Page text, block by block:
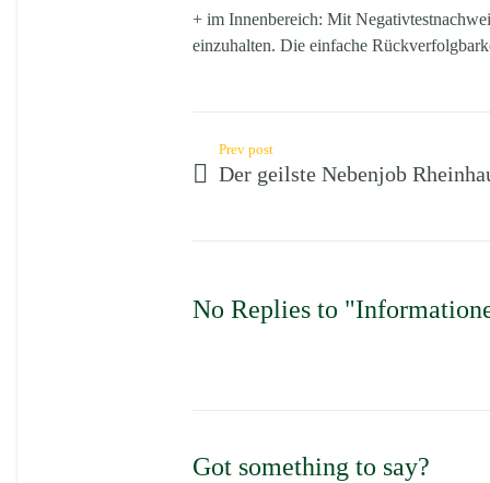
+ im Innenbereich: Mit
einzuhalten. Die einfache
Prev post
Der geilste Nebenjob
No Replies to
Got something to say?